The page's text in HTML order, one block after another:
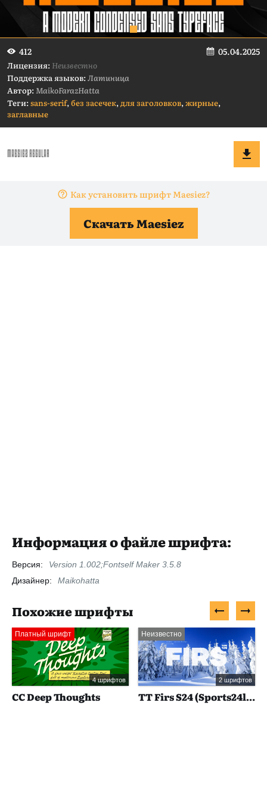
412 05.04.2025
Лицензия: Неизвестно
Поддержка языков:Латиница
Автор: MaikoFarazHatta
Теги:sans-serif, без засечек, для заголовков, жирные,
заглавные
Как установить шрифт Maesiez?
Скачать Maesiez
Информация о файле шрифта:
Версия:
Version 1.002;Fontself Maker 3.5.8
Дизайнер:
Maikohatta
Похожие шрифты
Платный шрифт
4 шрифтов
CC Deep Thoughts
Неизвестно
2 шрифтов
TT Firs S24 (Sports24live)